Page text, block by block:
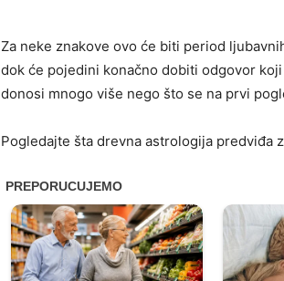
Za neke znakove ovo će biti period
dok će pojedini konačno dobiti odgovor
donosi mnogo više nego što se na prvi
Pogledajte šta drevna astrologija predviđa